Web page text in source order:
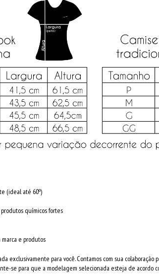
(ideal até 60º)
químicos fortes
marca e produtos
exclusivamente para você. Contamos com sua
se para que a modelagem selecionada esteja de acordo